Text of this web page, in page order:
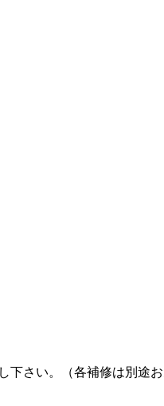
下さい。（各補修は別途